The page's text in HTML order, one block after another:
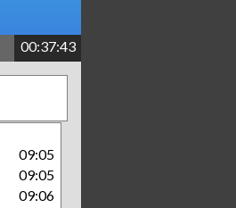
00:37:43
09:05
09:05
09:06